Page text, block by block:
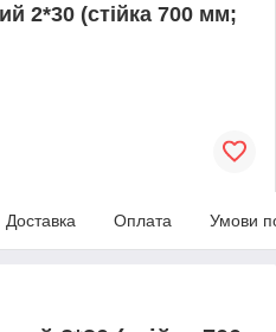
2*30 (стійка 700 мм;
Доставка Оплата Умови